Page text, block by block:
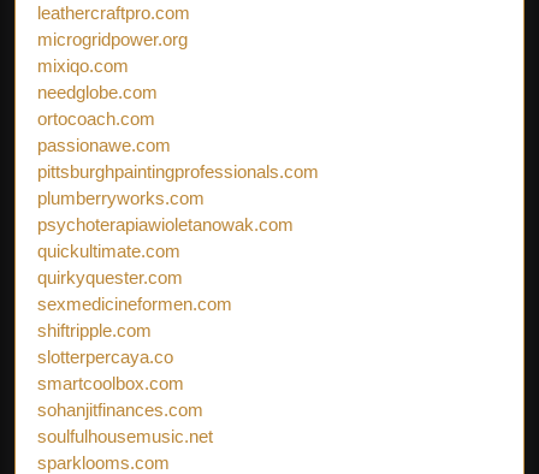
leathercraftpro.com
microgridpower.org
mixiqo.com
needglobe.com
ortocoach.com
passionawe.com
pittsburghpaintingprofessionals.com
plumberryworks.com
psychoterapiawioletanowak.com
quickultimate.com
quirkyquester.com
sexmedicineformen.com
shiftripple.com
slotterpercaya.co
smartcoolbox.com
sohanjitfinances.com
soulfulhousemusic.net
sparklooms.com